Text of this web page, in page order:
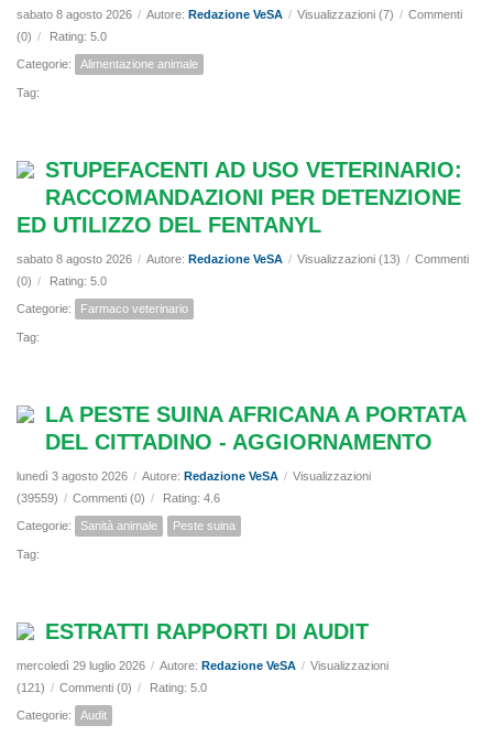
sabato 8 agosto 2026 / Autore: Redazione VeSA / Visualizzazioni (7) / Commenti
(0) / Rating: 5.0
Categorie: Alimentazione animale
Tag:
STUPEFACENTI AD USO VETERINARIO:
RACCOMANDAZIONI PER DETENZIONE
ED UTILIZZO DEL FENTANYL
sabato 8 agosto 2026 / Autore: Redazione VeSA / Visualizzazioni (13) / Commenti
(0) / Rating: 5.0
Categorie: Farmaco veterinario
Tag:
LA PESTE SUINA AFRICANA A PORTATA
DEL CITTADINO - AGGIORNAMENTO
lunedì 3 agosto 2026 / Autore: Redazione VeSA / Visualizzazioni
(39559) / Commenti (0) / Rating: 4.6
Categorie: Sanità animale Peste suina
Tag:
ESTRATTI RAPPORTI DI AUDIT
mercoledì 29 luglio 2026 / Autore: Redazione VeSA / Visualizzazioni
(121) / Commenti (0) / Rating: 5.0
Categorie: Audit